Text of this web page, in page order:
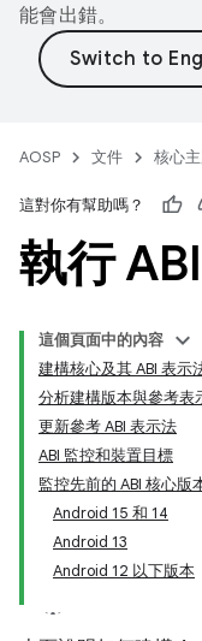
能會出錯。
AOSP 文件 核心
這對你有幫助嗎？
執行
這個頁面中的內容
建構核心及其 ABI 表示
分析建構版本與參考表
更新參考 ABI 表示法
ABI 監控和裝置目標
監控先前的 ABI 核心版
Android 15 和 14
Android 13
Android 12 以下版本